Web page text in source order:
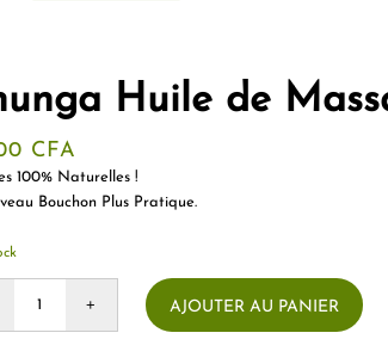
Huile de
CFA
100% Naturelles !
Bouchon Plus Pratique.
AJOUTER AU PANIER